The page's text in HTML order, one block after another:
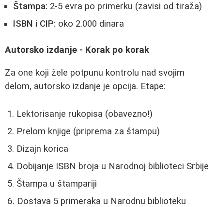
Štampa: 2-5 evra po primerku (zavisi od tiraža)
ISBN i CIP: oko 2.000 dinara
Autorsko izdanje - Korak po korak
Za one koji žele potpunu kontrolu nad svojim
delom, autorsko izdanje je opcija. Etape:
Lektorisanje rukopisa (obavezno!)
Prelom knjige (priprema za štampu)
Dizajn korica
Dobijanje ISBN broja u Narodnoj biblioteci Srbije
Štampa u štampariji
Dostava 5 primeraka u Narodnu biblioteku